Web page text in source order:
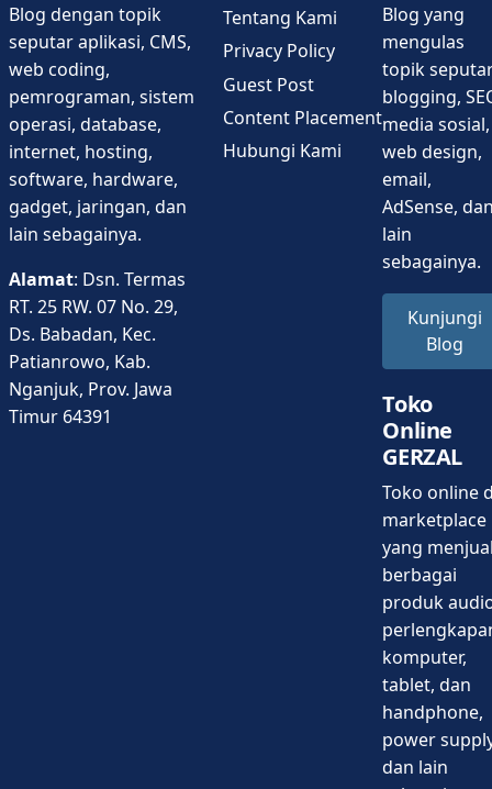
Blog dengan topik
seputar aplikasi, CMS,
web coding,
pemrograman, sistem
operasi, database,
internet, hosting,
software, hardware,
gadget, jaringan, dan
lain sebagainya.
Alamat: Dsn. Termas
RT. 25 RW. 07 No. 29,
Ds. Babadan, Kec.
Patianrowo, Kab.
Nganjuk, Prov. Jawa
Timur 64391
Tentang Kami
Privacy Policy
Guest Post
Content Placement
Hubungi Kami
Blog yang
mengulas
topik
blogging,
media sosial,
web design,
email,
AdSense,
lain
sebagainya.
Kunjungi
Blog
Toko
Online
GERZAL
Toko online
marketplace
yang
berbagai
produk
komputer,
tablet, dan
handphone,
power
dan lain